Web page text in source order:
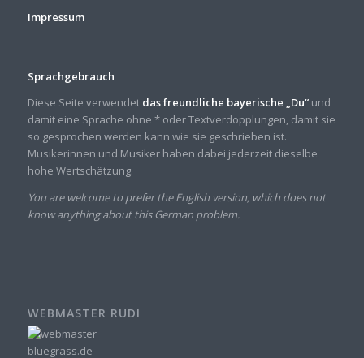
Impressum
Sprachgebrauch
Diese Seite verwendet das freundliche bayerische „Du“und
damit eine Sprache ohne * oder Textverdopplungen, damit sie
so gesprochen werden kann wie sie geschrieben ist.
Musikerinnen und Musiker haben dabei jederzeit dieselbe
hohe Wertschätzung.
You are welcome to prefer the English version, which does not
know anything about this German problem.
WEBMASTER RUDI